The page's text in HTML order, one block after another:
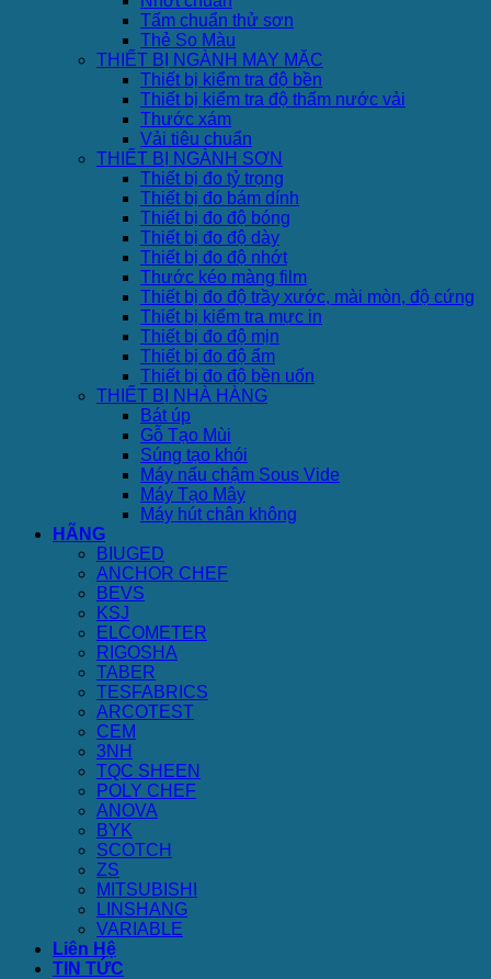
Tấm chuẩn thử sơn
Thẻ So Màu
THIẾT BỊ NGÀNH MAY MẶC
Thiết bị kiểm tra độ bền
Thiết bị kiểm tra độ thấm nước vải
Thước xám
Vải tiêu chuẩn
THIẾT BỊ NGÀNH SƠN
Thiết bị đo tỷ trọng
Thiết bị đo bám dính
Thiết bị đo độ bóng
Thiết bị đo độ dày
Thiết bị đo độ nhớt
Thước kéo màng film
Thiết bị đo độ trầy xước, mài mòn, độ cứng
Thiết bị kiểm tra mực in
Thiết bị đo độ mịn
Thiết bị đo độ ẩm
Thiết bị đo độ bền uốn
THIẾT BỊ NHÀ HÀNG
Bát úp
Gỗ Tạo Mùi
Súng tạo khói
Máy nấu chậm Sous Vide
Máy Tạo Mây
Máy hút chân không
HÃNG
BIUGED
ANCHOR CHEF
BEVS
KSJ
ELCOMETER
RIGOSHA
TABER
TESFABRICS
ARCOTEST
CEM
3NH
TQC SHEEN
POLY CHEF
ANOVA
BYK
SCOTCH
ZS
MITSUBISHI
LINSHANG
VARIABLE
Liên Hệ
TIN TỨC